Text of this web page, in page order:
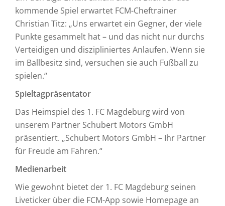
kommende Spiel erwartet FCM-Cheftrainer
Christian Titz: „Uns erwartet ein Gegner, der viele
Punkte gesammelt hat – und das nicht nur durchs
Verteidigen und diszipliniertes Anlaufen. Wenn sie
im Ballbesitz sind, versuchen sie auch Fußball zu
spielen.“
Spieltagpräsentator
Das Heimspiel des 1. FC Magdeburg wird von
unserem Partner Schubert Motors GmbH
präsentiert. „Schubert Motors GmbH – Ihr Partner
für Freude am Fahren.“
Medienarbeit
Wie gewohnt bietet der 1. FC Magdeburg seinen
Liveticker über die FCM-App sowie Homepage an